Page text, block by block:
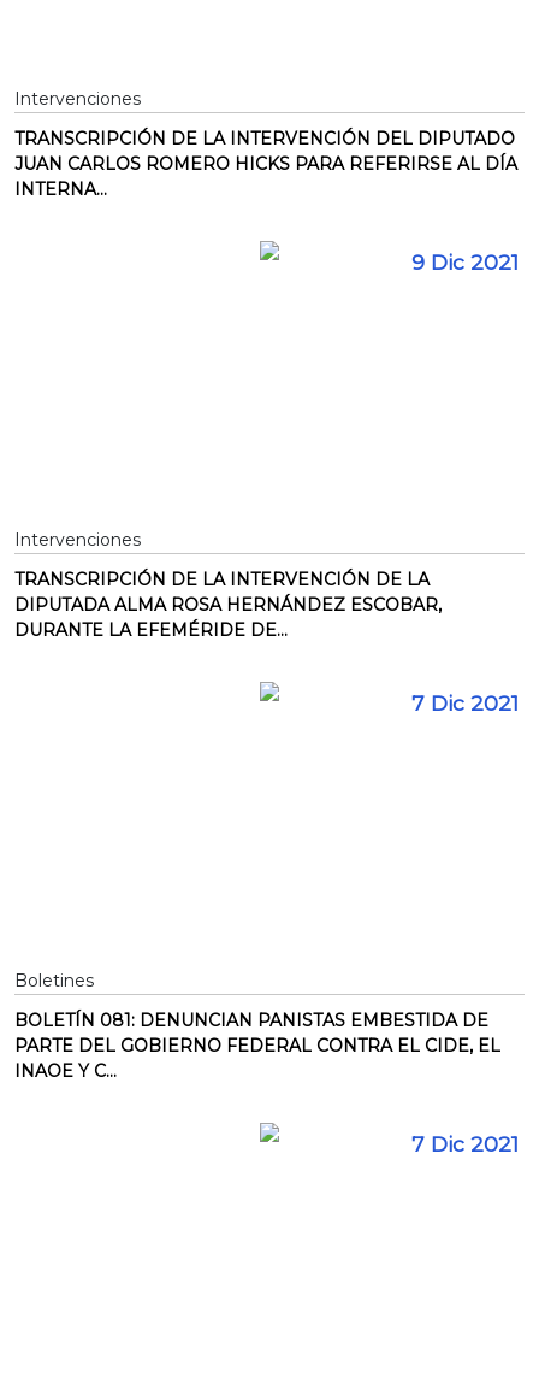
Intervenciones
TRANSCRIPCIÓN DE LA INTERVENCIÓN DEL DIPUTADO
JUAN CARLOS ROMERO HICKS PARA REFERIRSE AL DÍA
INTERNA...
9 Dic 2021
Intervenciones
TRANSCRIPCIÓN DE LA INTERVENCIÓN DE LA
DIPUTADA ALMA ROSA HERNÁNDEZ ESCOBAR,
DURANTE LA EFEMÉRIDE DE...
7 Dic 2021
Boletines
BOLETÍN 081: DENUNCIAN PANISTAS EMBESTIDA DE
PARTE DEL GOBIERNO FEDERAL CONTRA EL CIDE, EL
INAOE Y C...
7 Dic 2021